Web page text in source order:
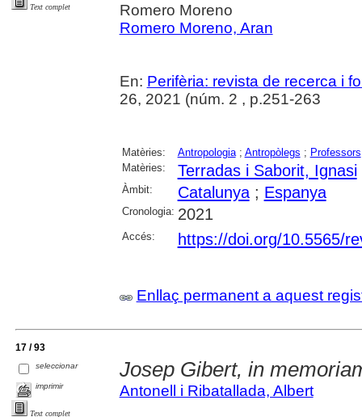
Text complet
Romero Moreno
Romero Moreno, Aran
En: Perifèria: revista de recerca i
26, 2021 (núm. 2 , p.251-263
Matèries: Antropologia; Antropòlegs ; Professors
Matèries:
Terradas i Saborit, Ignasi
Àmbit: Catalunya; Espanya
Cronologia: 2021
Accés: https://doi.org/10.5565/
Enllaç permanent a aquest
17 / 93
seleccionar
imprimir
Text complet
Josep Gibert, in
Antonell i Ribatallada, Albert